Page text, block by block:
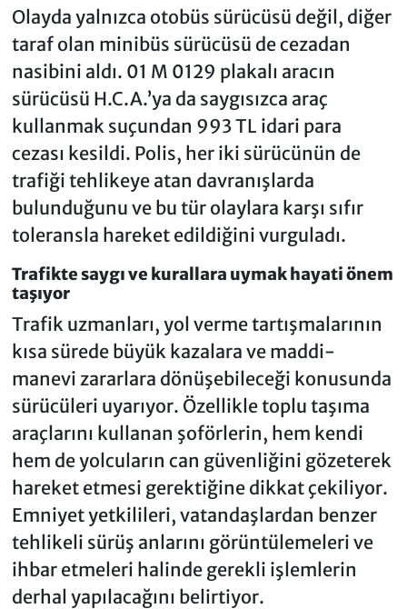
Olayda yalnızca otobüs sürücüsü değil, diğer
taraf olan minibüs sürücüsü de cezadan
nasibini aldı. 01 M 0129 plakalı aracın
sürücüsü H.C.A.’ya da saygısızca araç
kullanmak suçundan 993 TL idari para
cezası kesildi. Polis, her iki sürücünün de
trafiği tehlikeye atan davranışlarda
bulunduğunu ve bu tür olaylara karşı sıfır
toleransla hareket edildiğini vurguladı.
Trafikte saygı ve kurallara uymak hayati önem
taşıyor
Trafik uzmanları, yol verme tartışmalarının
kısa sürede büyük kazalara ve maddi-
manevi zararlara dönüşebileceği konusunda
sürücüleri uyarıyor. Özellikle toplu taşıma
araçlarını kullanan şoförlerin, hem kendi
hem de yolcuların can güvenliğini gözeterek
hareket etmesi gerektiğine dikkat çekiliyor.
Emniyet yetkilileri, vatandaşlardan benzer
tehlikeli sürüş anlarını görüntülemeleri ve
ihbar etmeleri halinde gerekli işlemlerin
derhal yapılacağını belirtiyor.